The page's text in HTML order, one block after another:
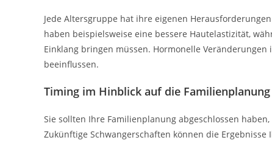
Jede Altersgruppe hat ihre eigenen
haben beispielsweise eine bessere Hautelastizität,
Einklang bringen müssen. Hormonelle
beeinflussen.
Timing im Hinblick auf die Familienplanung
Sie sollten Ihre Familienplanung abgeschlossen
Zukünftige Schwangerschaften können die